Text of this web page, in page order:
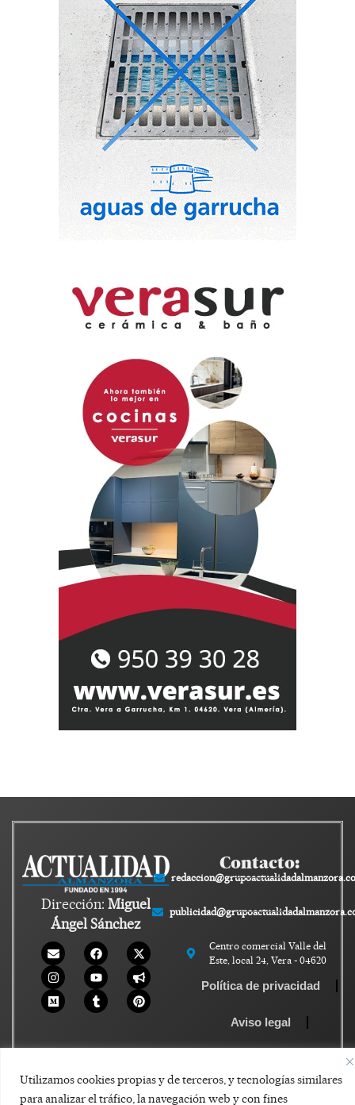
Utilizamos cookies propias y de terceros, y tecnologías similares
para analizar el tráfico, la navegación web y con fines
Dirección: Miguel
Ángel Sánchez
Contacto:
Centro comercial Valle del
Este, local 24, Vera - 04620
Política de privacidad
Aviso legal